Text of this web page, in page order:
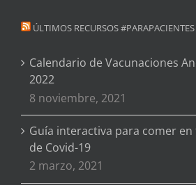
ÚLTIMOS RECURSOS #PARAPACIENTES
Calendario de Vacunaciones
2022
8 noviembre, 2021
Guía interactiva para comer en
de Covid-19
2 marzo, 2021